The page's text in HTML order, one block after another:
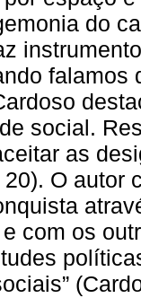
do
falamos
social.
as
O autor
com os